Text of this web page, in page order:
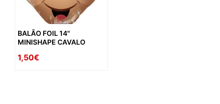
BALÃO FOIL 14"
MINISHAPE CAVALO
1,50€